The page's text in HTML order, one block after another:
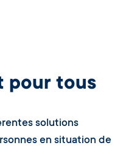
pour tous
solutions
en situation de